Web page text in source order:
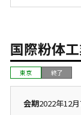
国際粉体
東京 終了
会期2022年12